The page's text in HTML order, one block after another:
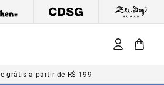
grátis a partir de R$ 199